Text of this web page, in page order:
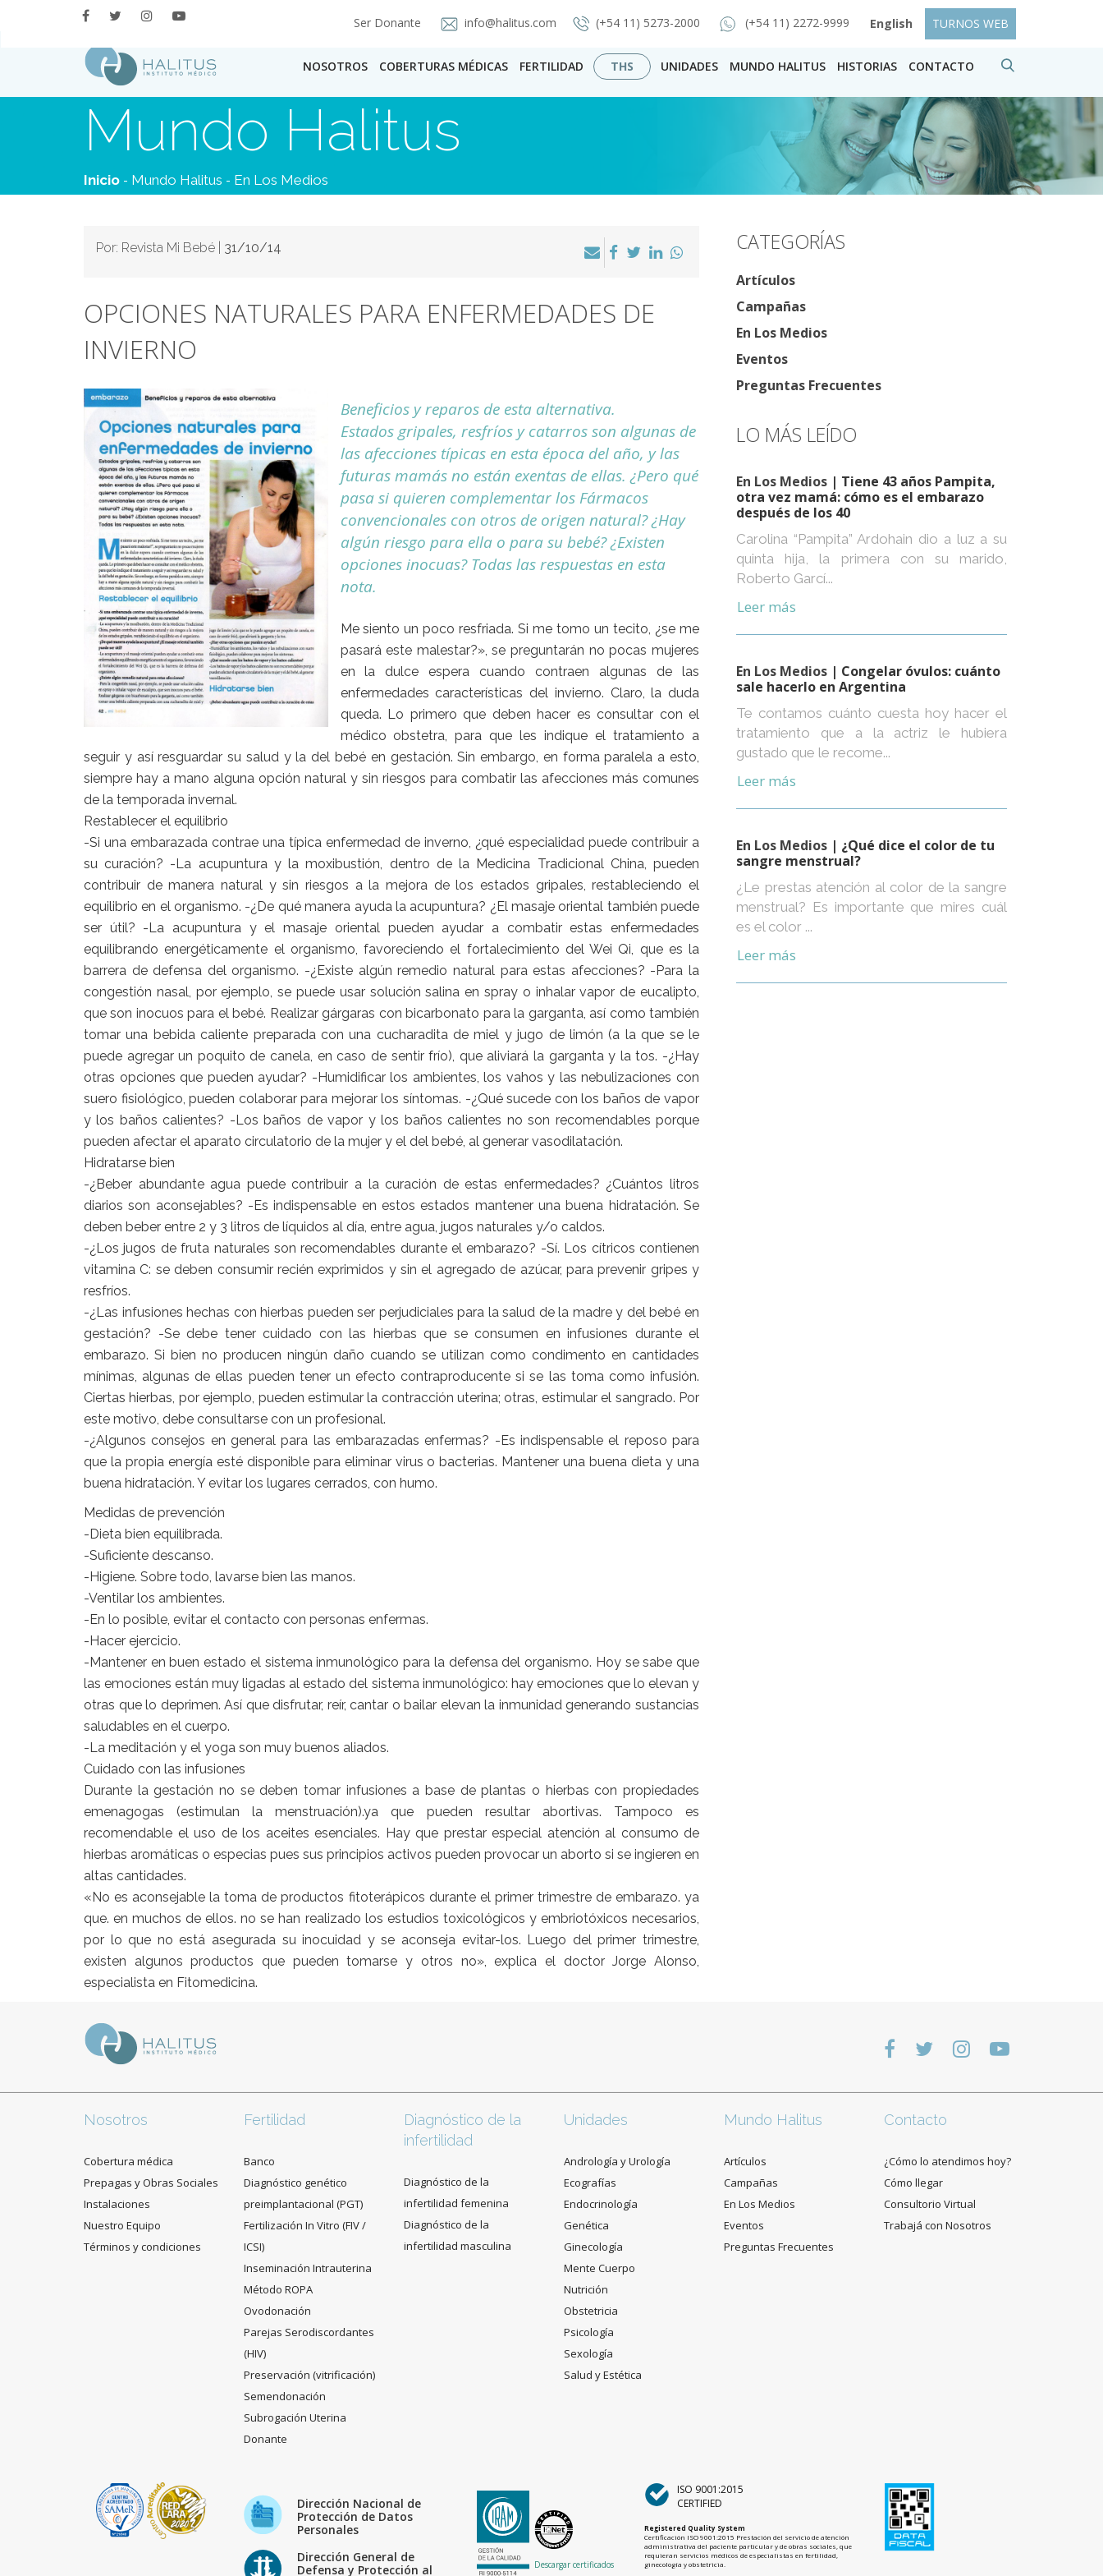
Ser Donante info@halitus.com (+54 11) 5273-2000 (+54 11) 2272-9999 English TURNOS WEB
NOSOTROS COBERTURAS MÉDICAS FERTILIDAD THS UNIDADES MUNDO HALITUS HISTORIAS CONTACTO
Mundo Halitus
Inicio - Mundo Halitus - En Los Medios
Por: Revista Mi Bebé | 31/10/14
OPCIONES NATURALES PARA ENFERMEDADES DE
INVIERNO
Beneficios y reparos de esta alternativa.
Estados gripales, resfríos y catarros son algunas de
las afecciones típicas en esta época del año, y las
futuras mamás no están exentas de ellas. ¿Pero qué
pasa si quieren complementar los Fármacos
convencionales con otros de origen natural? ¿Hay
algún riesgo para ella o para su bebé? ¿Existen
opciones inocuas? Todas las respuestas en esta
nota.
Me siento un poco resfriada. Si me tomo un tecito, ¿se me
pasará este malestar?», se preguntarán no pocas mujeres
en la dulce espera cuando contraen algunas de las
enfermedades características del invierno. Claro, la duda
queda. Lo primero que deben hacer es consultar con el
médico obstetra, para que les indique el tratamiento a
seguir y así resguardar su salud y la del bebé en gestación. Sin embargo, en forma paralela a esto,
siempre hay a mano alguna opción natural y sin riesgos para combatir las afecciones más comunes
de la temporada invernal.
Restablecer el equilibrio
-Si una embarazada contrae una típica enfermedad de inverno, ¿qué especialidad puede contribuir a
su curación? -La acupuntura y la moxibustión, dentro de la Medicina Tradicional China, pueden
contribuir de manera natural y sin riesgos a la mejora de los estados gripales, restableciendo el
equilibrio en el organismo. -¿De qué manera ayuda la acupuntura? ¿El masaje oriental también puede
ser útil? -La acupuntura y el masaje oriental pueden ayudar a combatir estas enfermedades
equilibrando energéticamente el organismo, favoreciendo el fortalecimiento del Wei Qi, que es la
barrera de defensa del organismo. -¿Existe algún remedio natural para estas afecciones? -Para la
congestión nasal, por ejemplo, se puede usar solución salina en spray o inhalar vapor de eucalipto,
que son inocuos para el bebé. Realizar gárgaras con bicarbonato para la garganta, así como también
tomar una bebida caliente preparada con una cucharadita de miel y jugo de limón (a la que se le
puede agregar un poquito de canela, en caso de sentir frío), que aliviará la garganta y la tos. -¿Hay
otras opciones que pueden ayudar? -Humidificar los ambientes, los vahos y las nebulizaciones con
suero fisiológico, pueden colaborar para mejorar los síntomas. -¿Qué sucede con los baños de vapor
y los baños calientes? -Los baños de vapor y los baños calientes no son recomendables porque
pueden afectar el aparato circulatorio de la mujer y el del bebé, al generar vasodilatación.
Hidratarse bien
-¿Beber abundante agua puede contribuir a la curación de estas enfermedades? ¿Cuántos litros
diarios son aconsejables? -Es indispensable en estos estados mantener una buena hidratación. Se
deben beber entre 2 y 3 litros de líquidos al día, entre agua, jugos naturales y/o caldos.
-¿Los jugos de fruta naturales son recomendables durante el embarazo? -Sí. Los cítricos contienen
vitamina C: se deben consumir recién exprimidos y sin el agregado de azúcar, para prevenir gripes y
resfríos.
-¿Las infusiones hechas con hierbas pueden ser perjudiciales para la salud de la madre y del bebé en
gestación? -Se debe tener cuidado con las hierbas que se consumen en infusiones durante el
embarazo. Si bien no producen ningún daño cuando se utilizan como condimento en cantidades
mínimas, algunas de ellas pueden tener un efecto contraproducente si se las toma como infusión.
Ciertas hierbas, por ejemplo, pueden estimular la contracción uterina; otras, estimular el sangrado. Por
este motivo, debe consultarse con un profesional.
-¿Algunos consejos en general para las embarazadas enfermas? -Es indispensable el reposo para
que la propia energía esté disponible para eliminar virus o bacterias. Mantener una buena dieta y una
buena hidratación. Y evitar los lugares cerrados, con humo.
Medidas de prevención
-Dieta bien equilibrada.
-Suficiente descanso.
-Higiene. Sobre todo, lavarse bien las manos.
-Ventilar los ambientes.
-En lo posible, evitar el contacto con personas enfermas.
-Hacer ejercicio.
-Mantener en buen estado el sistema inmunológico para la defensa del organismo. Hoy se sabe que
las emociones están muy ligadas al estado del sistema inmunológico: hay emociones que lo elevan y
otras que lo deprimen. Así que disfrutar, reír, cantar o bailar elevan la inmunidad generando sustancias
saludables en el cuerpo.
-La meditación y el yoga son muy buenos aliados.
Cuidado con las infusiones
Durante la gestación no se deben tomar infusiones a base de plantas o hierbas con propiedades
emenagogas (estimulan la menstruación).ya que pueden resultar abortivas. Tampoco es
recomendable el uso de los aceites esenciales. Hay que prestar especial atención al consumo de
hierbas aromáticas o especias pues sus principios activos pueden provocar un aborto si se ingieren en
altas cantidades.
«No es aconsejable la toma de productos fitoterápicos durante el primer trimestre de embarazo. ya
que. en muchos de ellos. no se han realizado los estudios toxicológicos y embriotóxicos necesarios,
por lo que no está asegurada su inocuidad y se aconseja evitar-los. Luego del primer trimestre,
existen algunos productos que pueden tomarse y otros no», explica el doctor Jorge Alonso,
especialista en Fitomedicina.
CATEGORÍAS
Artículos
Campañas
En Los Medios
Eventos
Preguntas Frecuentes
LO MÁS LEÍDO
En Los Medios | Tiene 43 años Pampita,
otra vez mamá: cómo es el embarazo
después de los 40
Carolina “Pampita” Ardohain dio a luz a su
quinta hija, la primera con su marido,
Roberto Garcí...
Leer más
En Los Medios | Congelar óvulos: cuánto
sale hacerlo en Argentina
Te contamos cuánto cuesta hoy hacer el
tratamiento que a la actriz le hubiera
gustado que le recome...
Leer más
En Los Medios | ¿Qué dice el color de tu
sangre menstrual?
¿Le prestas atención al color de la sangre
menstrual? Es importante que mires cuál
es el color ...
Leer más
Nosotros
Cobertura médica
Prepagas y Obras Sociales
Instalaciones
Nuestro Equipo
Términos y condiciones
Fertilidad
Banco
Diagnóstico genético
preimplantacional (PGT)
Fertilización In Vitro (FIV /
ICSI)
Inseminación Intrauterina
Método ROPA
Ovodonación
Parejas Serodiscordantes
(HIV)
Preservación (vitrificación)
Semendonación
Subrogación Uterina
Donante
Diagnóstico de la
infertilidad
Diagnóstico de la
infertilidad femenina
Diagnóstico de la
infertilidad masculina
Unidades
Andrología y Urología
Ecografías
Endocrinología
Genética
Ginecología
Mente Cuerpo
Nutrición
Obstetricia
Psicología
Sexología
Salud y Estética
Mundo Halitus
Artículos
Campañas
En Los Medios
Eventos
Preguntas Frecuentes
Contacto
¿Cómo lo atendimos hoy?
Cómo llegar
Consultorio Virtual
Trabajá con Nosotros
Dirección Nacional de
Protección de Datos
Personales
Dirección General de
Defensa y Protección al
Descargar certificados
ISO 9001:2015
CERTIFIED
Registered Quality System
Certificación ISO 9001:2015 Prestación del servicio de atención
administrativa del paciente particular y de obras sociales, que
requieran servicios médicos de especialistas en fertilidad,
ginecología y obstetricia.